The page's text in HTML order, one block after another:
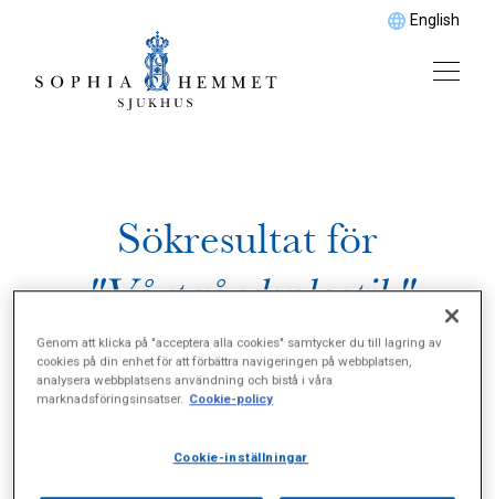
English
Sökresultat för
"Vårtgårdsplastik"
Genom att klicka på "acceptera alla cookies" samtycker du till lagring av
cookies på din enhet för att förbättra navigeringen på webbplatsen,
analysera webbplatsens användning och bistå i våra
marknadsföringsinsatser. Cookie-policy
Cookie-inställningar